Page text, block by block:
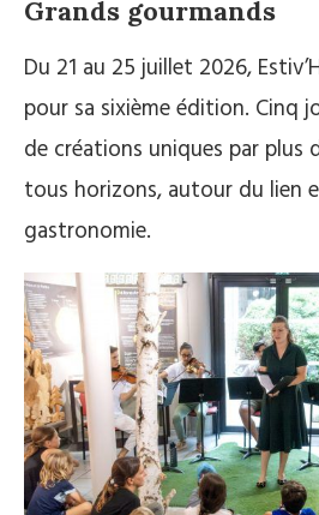
Grands gourmands
Du 21 au 25 juillet 2026,
pour sa sixième édition. Cinq
de créations uniques par
tous horizons, autour du lien
gastronomie.